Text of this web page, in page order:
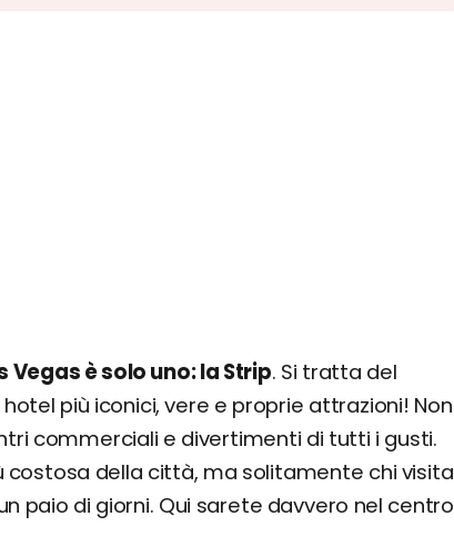
è solo uno: la Strip. Si tratta del
più iconici, vere e proprie attrazioni! Non
commerciali e divertimenti di tutti i gusti.
costosa della città, ma solitamente chi visita
paio di giorni. Qui sarete davvero nel centro